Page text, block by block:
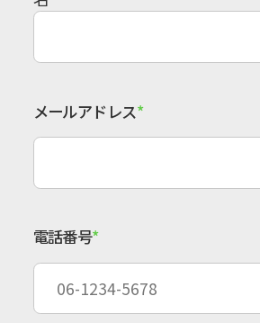
メールアドレス
電話番号